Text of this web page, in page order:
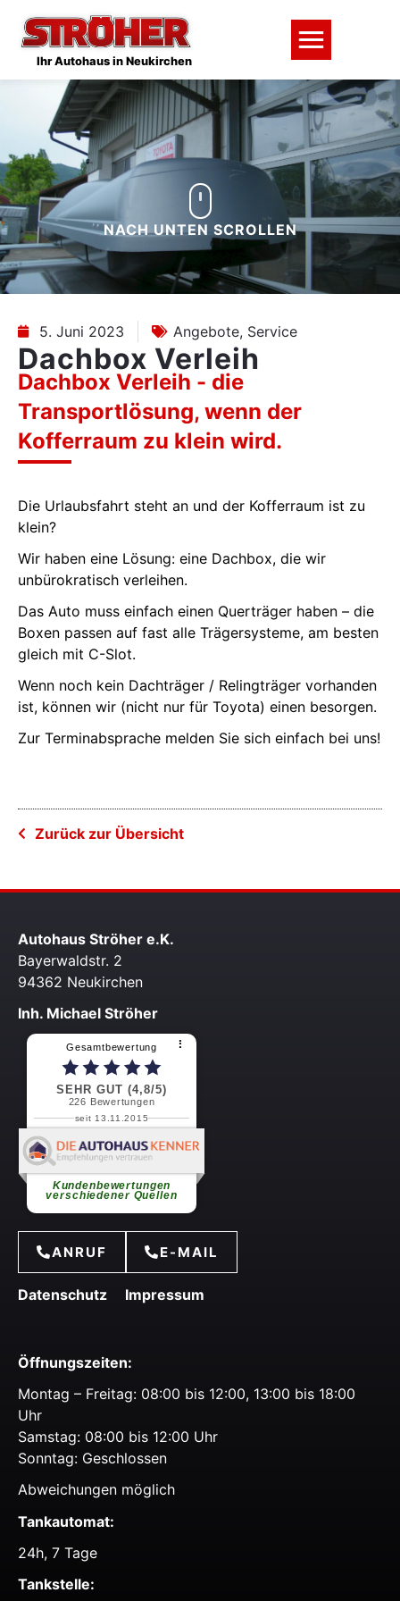
Ihr Autohaus in Neukirchen
NACH UNTEN SCROLLEN
5. Juni 2023 Angebote, Service
Dachbox Verleih
Dachbox Verleih - die
Transportlösung, wenn der
Kofferraum zu klein wird.
Die Urlaubsfahrt steht an und der Kofferraum ist zu
klein?
Wir haben eine Lösung: eine Dachbox, die wir
unbürokratisch verleihen.
Das Auto muss einfach einen Querträger haben – die
Boxen passen auf fast alle Trägersysteme, am besten
gleich mit C-Slot.
Wenn noch kein Dachträger / Relingträger vorhanden
ist, können wir (nicht nur für Toyota) einen besorgen.
Zur Terminabsprache melden Sie sich einfach bei uns!
Zurück zur Übersicht
Autohaus Ströher e.K.
Bayerwaldstr. 2
94362 Neukirchen
Inh. Michael Ströher
Gesamtbewertung ⠇
SEHR GUT (4,8/5)
226 Bewertungen
seit 13.11.2015
Kundenbewertungen
verschiedener Quellen
Martin S.
Schnell und zuvorkommende
ANRUF E-MAIL
Datenschutz Impressum
Öffnungszeiten:
Montag – Freitag: 08:00 bis 12:00, 13:00 bis 18:00
Uhr
Samstag: 08:00 bis 12:00 Uhr
Sonntag: Geschlossen
Abweichungen möglich
Tankautomat:
24h, 7 Tage
Tankstelle: